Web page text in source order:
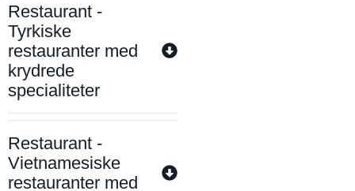
Restaurant -
Tyrkiske
restauranter med
krydrede
specialiteter
Restaurant -
Vietnamesiske
restauranter med